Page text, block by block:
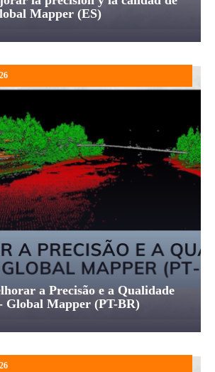
Mapper (ES)
a Precisão e a Qualidade
Global Mapper (PT-BR)